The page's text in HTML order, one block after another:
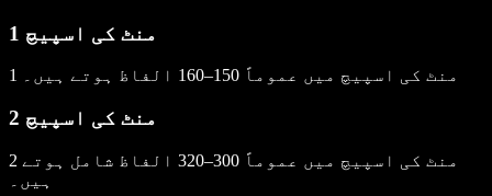
1 منٹ کی اسپیچ
1 منٹ کی اسپیچ میں عموماً 150–160 الفاظ ہوتے ہیں۔
2 منٹ کی اسپیچ
2 منٹ کی اسپیچ میں عموماً 300–320 الفاظ شامل ہوتے
ہیں۔